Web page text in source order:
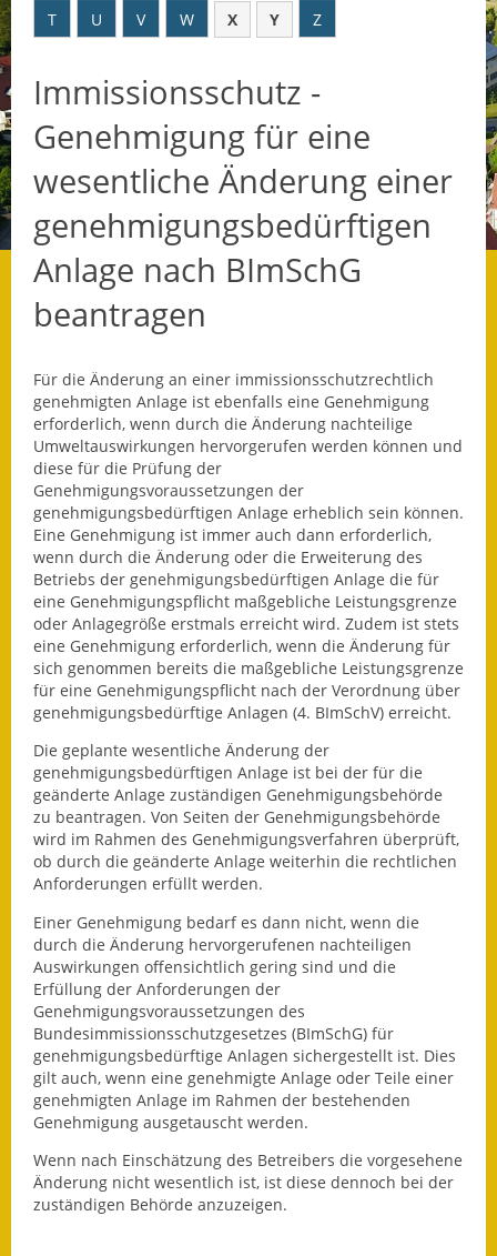
Datenschutz
Datenschutz im
Steueramt
Gebärdensprache
Geschichte und
Gegenwart
Was die Alten noch
Informationsbroschüre
Lärmaktionsplan
Leichte Sprache
Infos in Leichter Sprache
Mitteilungsblatt
Nachhaltigkeitsbericht
Notfallplanung
Ortsplan
Schadensmeldung
Straßenbau
Landesstraße
Kreisstraße
Umleitungsplan
Ausweichfahrplan
Buslinie 168
Stellenausschreibungen
Zahlen und Fakten
Rathaus
T
U V W X Y Z
Immissionsschutz -
Genehmigung für eine
wesentliche Änderung einer
genehmigungsbedürftigen
Anlage nach BImSchG
beantragen
Für die Änderung an einer immissionsschutzrechtlich
genehmigten Anlage ist ebenfalls eine Genehmigung
erforderlich, wenn durch die Änderung nachteilige
Umweltauswirkungen hervorgerufen werden können und
diese für die Prüfung der
Genehmigungsvoraussetzungen der
genehmigungsbedürftigen Anlage erheblich sein können.
Eine Genehmigung ist immer auch dann erforderlich,
wenn durch die Änderung oder die Erweiterung des
Betriebs der genehmigungsbedürftigen Anlage die für
eine Genehmigungspflicht maßgebliche Leistungsgrenze
oder Anlagegröße erstmals erreicht wird. Zudem ist stets
eine Genehmigung erforderlich, wenn die Änderung für
sich genommen bereits die maßgebliche Leistungsgrenze
für eine Genehmigungspflicht nach der Verordnung über
genehmigungsbedürftige Anlagen (4. BImSchV) erreicht.
Die geplante wesentliche Änderung der
genehmigungsbedürftigen Anlage ist bei der für die
geänderte Anlage zuständigen Genehmigungsbehörde
zu beantragen. Von Seiten der Genehmigungsbehörde
wird im Rahmen des Genehmigungsverfahren überprüft,
ob durch die geänderte Anlage weiterhin die rechtlichen
Anforderungen erfüllt werden.
Einer Genehmigung bedarf es dann nicht, wenn die
durch die Änderung hervorgerufenen nachteiligen
Auswirkungen offensichtlich gering sind und die
Erfüllung der Anforderungen der
Genehmigungsvoraussetzungen des
Bundesimmissionsschutzgesetzes (BImSchG) für
genehmigungsbedürftige Anlagen sichergestellt ist. Dies
gilt auch, wenn eine genehmigte Anlage oder Teile einer
genehmigten Anlage im Rahmen der bestehenden
Genehmigung ausgetauscht werden.
Wenn nach Einschätzung des Betreibers die vorgesehene
Änderung nicht wesentlich ist, ist diese dennoch bei der
zuständigen Behörde anzuzeigen.